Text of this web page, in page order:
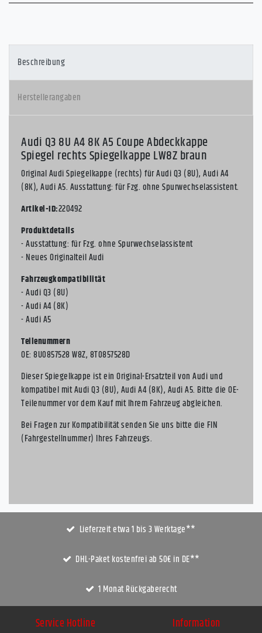
Beschreibung
Herstellerangaben
Audi Q3 8U A4 8K A5 Coupe Abdeckkappe
Spiegel rechts Spiegelkappe LW8Z braun
Original Audi Spiegelkappe (rechts) für Audi Q3 (8U), Audi A4
(8K), Audi A5. Ausstattung: für Fzg. ohne Spurwechselassistent.
Artikel-ID:220492
Produktdetails
- Ausstattung: für Fzg. ohne Spurwechselassistent
- Neues Originalteil Audi
Fahrzeugkompatibilität
- Audi Q3 (8U)
- Audi A4 (8K)
- Audi A5
Teilenummern
OE: 8U0857528 W8Z, 8T0857528D
Dieser Spiegelkappe ist ein Original-Ersatzteil von Audi und
kompatibel mit Audi Q3 (8U), Audi A4 (8K), Audi A5. Bitte die OE-
Teilenummer vor dem Kauf mit Ihrem Fahrzeug abgleichen.
Bei Fragen zur Kompatibilität senden Sie uns bitte die FIN
(Fahrgestellnummer) Ihres Fahrzeugs.
Lieferzeit etwa 1 bis 3 Werktage**
DHL-Paket kostenfrei ab 50€ in DE**
1 Monat Rückgaberecht
Service Hotline Information